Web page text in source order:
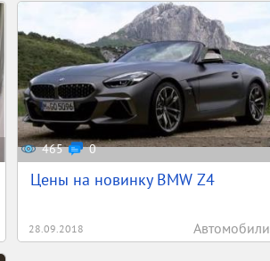
465 0
Цены на новинку BMW Z4
28.09.2018 Автомобили